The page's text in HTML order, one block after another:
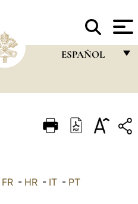
ESPAÑOL
ITALIANO
FR- HR- IT- PT